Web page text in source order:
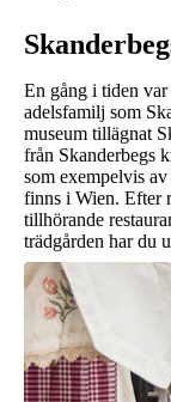
En gång i tiden
adelsfamilj som
museum tillägnat
från Skanderbegs
som exempelvis
finns i Wien. Efter
tillhörande
trädgården har du